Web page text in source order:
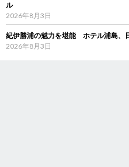
ル
2026年8月3日
紀伊勝浦の魅力を堪能 ホテル浦島、
2026年8月3日